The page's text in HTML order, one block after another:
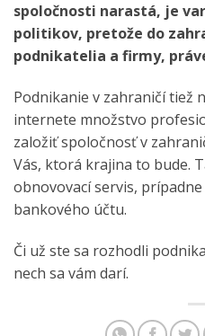
spoločnosti narastá, je
politikov, pretože do
podnikatelia a firmy,
Podnikanie v zahraničí tiež
internete množstvo
založiť spoločnosť v
Vás, ktorá krajina to bude.
obnovovací servis,
bankového účtu.
Či už ste sa rozhodli
nech sa vám darí.